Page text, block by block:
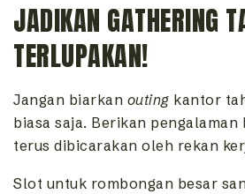
JADIKAN GATHERING
TERLUPAKAN!
Jangan biarkan outing kantor
biasa saja. Berikan pengalaman
terus dibicarakan oleh rekan
Slot untuk rombongan besar